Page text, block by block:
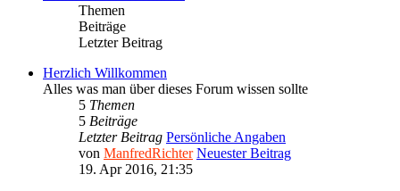
Themen
Beiträge
Letzter Beitrag
Herzlich Willkommen
Alles was man über dieses Forum wissen sollte
5 Themen
5 Beiträge
Letzter Beitrag Persönliche Angaben
von ManfredRichter Neuester Beitrag
19. Apr 2016, 21:35